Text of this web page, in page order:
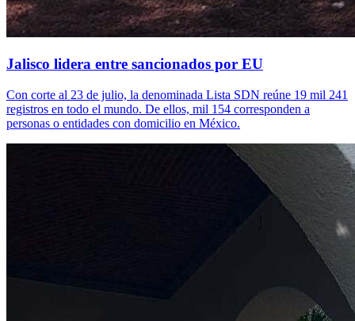
Jalisco lidera entre sancionados por EU
Con corte al 23 de julio, la denominada Lista SDN reúne 19 mil 241
registros en todo el mundo. De ellos, mil 154 corresponden a
personas o entidades con domicilio en México.